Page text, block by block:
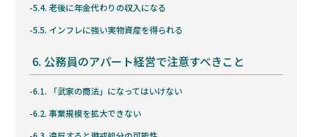
5.4. 老後に年金代わりの収入になる
5.5. インフレに強い実物資産を得られる
6. 公務員のアパート経営で注意すべきこと
6.1. 「武家の商法」になってはいけない
6.2. 事業規模を拡大できない